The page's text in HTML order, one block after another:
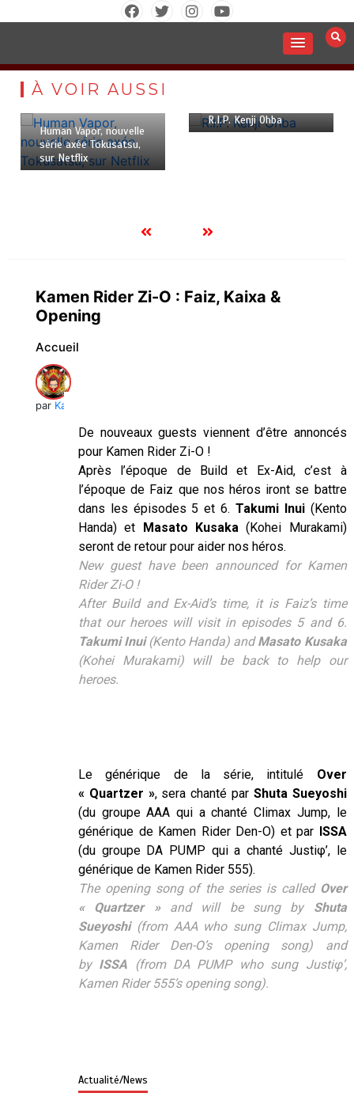
À VOIR AUSSI
0
0
Human Vapor, nouvelle
série axée Tokusatsu,
sur Netflix
7 mai 2026
R.I.P. Kenji Ohba
Kamen Rider Zi-O : Faiz, Kaixa &
Opening
Accueil
par Kai
De nouveaux guests viennent d’être annoncés
pour Kamen Rider Zi-O !
Après l’époque de Build et Ex-Aid, c’est à
l’époque de Faiz que nos héros iront se battre
dans les épisodes 5 et 6. Takumi Inui(Kento
Handa) et Masato Kusaka (Kohei Murakami)
seront de retour pour aider nos héros.
New guest have been announced for Kamen
Rider Zi-O !
After Build and Ex-Aid’s time, it is Faiz’s time
that our heroes will visit in episodes 5 and 6.
Takumi Inui(Kento Handa) andMasato Kusaka
(Kohei Murakami) will be back to help our
heroes.
Le générique de la série, intitulé Over
« Quartzer », sera chanté par Shuta Sueyoshi
(du groupe AAA qui a chanté Climax Jump, le
générique de Kamen Rider Den-O) et par ISSA
(du groupe DA PUMP qui a chanté Justiφ’, le
générique de Kamen Rider 555).
The opening song of the series is called Over
« Quartzer »and will be sung by Shuta
Sueyoshi(from AAA who sung Climax Jump,
Kamen Rider Den-O’s opening song) and
by ISSA (from DA PUMP who sung Justiφ’,
Kamen Rider 555’s opening song).
Actualité/News